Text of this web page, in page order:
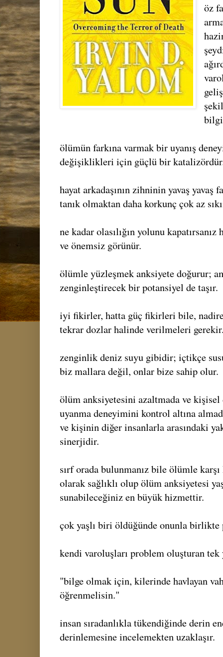
öz
ölümün farkına varmak bir uyanış
değişiklikleri için güçlü bir
hayat arkadaşının zihninin yavaş yavaş
tanık olmaktan daha korkunç çok az
ne kadar olasılığın yolunu kapatırsanız
ve önemsiz görünür.
ölümle yüzleşmek anksiyete doğurur;
zenginleştirecek bir potansiyel de taşır.
iyi fikirler, hatta güç fikirleri bile,
tekrar dozlar halinde verilmeleri
zenginlik deniz suyu gibidir; içtikçe
biz mallara değil, onlar bize sahip olur.
ölüm anksiyetesini azaltmada ve
uyanma deneyimini kontrol altına
ve kişinin diğer insanlarla arasındaki
sinerjidir.
sırf orada bulunmanız bile ölümle
olarak sağlıklı olup ölüm anksiyetesi
sunabileceğiniz en büyük hizmettir.
çok yaşlı biri öldüğünde onunla
kendi varoluşları problem oluşturan tek
"bilge olmak için, kilerinde havlayan
öğrenmelisin."
insan sıradanlıkla tükendiğinde derin
derinlemesine incelemekten uzaklaşır.